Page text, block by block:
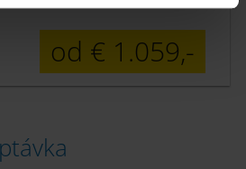
od € 1.059,-